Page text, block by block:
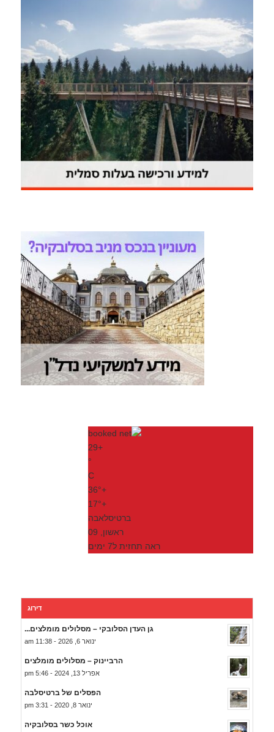
+
29
°
C
+
36°
+
17°
ברטיסלאבה
ראשון, 09
ראה תחזית ל7 ימים
דירוג
גן העדן הסלובקי – מסלולים מומלצים...
ינואר 6, 2026 - 11:38 am
הרביינוק – מסלולים מומלצים
אפריל 13, 2024 - 5:46 pm
הפסלים של ברטיסלבה
ינואר 8, 2020 - 3:31 pm
אוכל כשר בסלובקיה